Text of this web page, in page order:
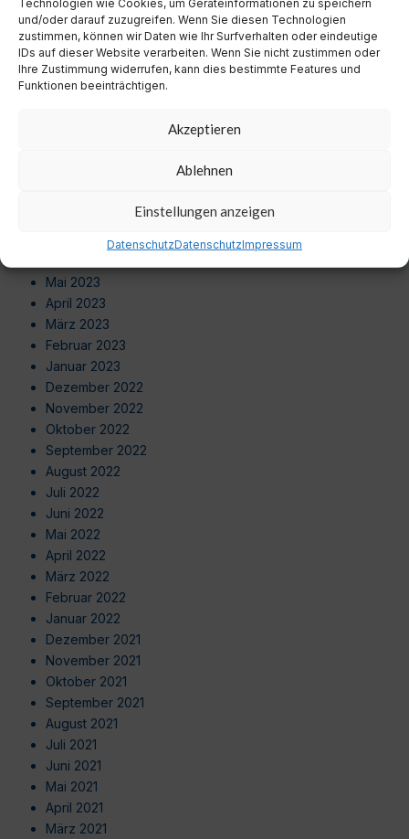
und/oder darauf zuzugreifen. Wenn Sie diesen Technologien
zustimmen, können wir Daten wie Ihr Surfverhalten oder eindeutige
IDs auf dieser Website verarbeiten. Wenn Sie nicht zustimmen oder
Ihre Zustimmung widerrufen, kann dies bestimmte Features und
Funktionen beeinträchtigen.
Akzeptieren
Ablehnen
Einstellungen anzeigen
DatenschutzDatenschutzImpressum
Juni 2024
Mai 2024
April 2024
März 2024
Februar 2024
Mai 2023
April 2023
März 2023
Februar 2023
Januar 2023
Dezember 2022
November 2022
Oktober 2022
September 2022
August 2022
Juli 2022
Juni 2022
Mai 2022
April 2022
März 2022
Februar 2022
Januar 2022
Dezember 2021
November 2021
Oktober 2021
September 2021
August 2021
Juli 2021
Juni 2021
Mai 2021
April 2021
März 2021